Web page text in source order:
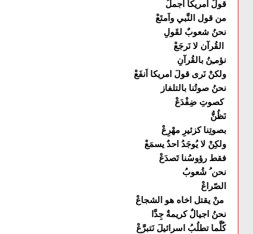
قولُ امريكا اجملُ
من قول النَّبي واَمتَعْ
نحنُ شعوبٌ لقَولِ
القُرآن لا نَرجَعْ
نؤمـِنُ بالقُرآنِ
ولكنْ نَرى قولَ امريكا اَنفَعْ
نحنُ صوتُنا بالتلفاز
كصوتِ ضِفْدَعْ
نَظُنُّ
بصوتِنا كزئيرِ مهْرِعْ
ولكِنْ لا يُوجَدُ احدٌ يسمَعْ
فقط رؤوسُنا تَصدَعْ
نحن ُ شُعوبُ
الصّراعْ
منْ يقتل اخاه هو الشجاعْ
نحنُ اجيالٌ كريمةٌ جِدَّا
كُلَّما تطلُبُ اسرائيلَ نَتبرَّعْ